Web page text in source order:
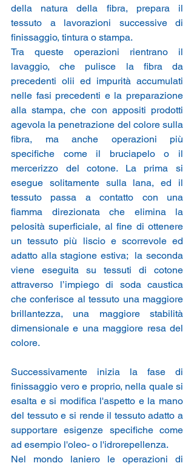
della natura della fibra, prepara il
tessuto a lavorazioni successive di
finissaggio, tintura o stampa.
Tra queste operazioni rientrano il
lavaggio, che pulisce la fibra da
precedenti olii ed impurità accumulati
nelle fasi precedenti e la preparazione
alla stampa, che con appositi prodotti
agevola la penetrazione del colore sulla
fibra, ma anche operazioni più
specifiche come il bruciapelo o il
mercerizzo del cotone. La prima si
esegue solitamente sulla lana, ed il
tessuto passa a contatto con una
fiamma direzionata che elimina la
pelosità superficiale, al fine di ottenere
un tessuto più liscio e scorrevole ed
adatto alla stagione estiva;  la seconda
viene eseguita su tessuti di cotone
attraverso l’impiego di soda caustica
che conferisce al tessuto una maggiore
brillantezza, una maggiore stabilità
dimensionale e una maggiore resa del
colore.
Successivamente inizia la fase di
finissaggio vero e proprio, nella quale si
esalta e si modifica l'aspetto e la mano
del tessuto e si rende il tessuto adatto a
supportare esigenze specifiche come
ad esempio l'oleo- o l'idrorepellenza.
Nel mondo laniero le operazioni di